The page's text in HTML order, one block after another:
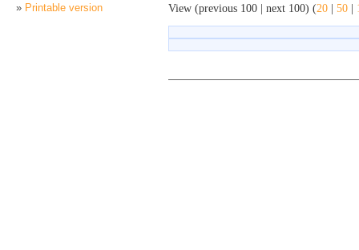
View (previous 100 | next 100) (20 | 50 |
Printable version